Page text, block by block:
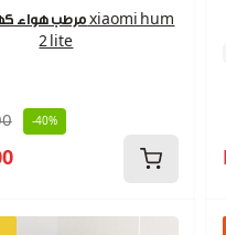
2 lite
-40%